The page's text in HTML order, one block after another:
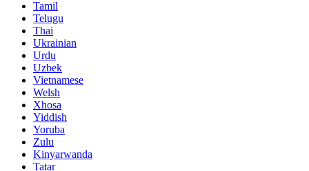
Tamil
Telugu
Thai
Ukrainian
Urdu
Uzbek
Vietnamese
Welsh
Xhosa
Yiddish
Yoruba
Zulu
Kinyarwanda
Tatar